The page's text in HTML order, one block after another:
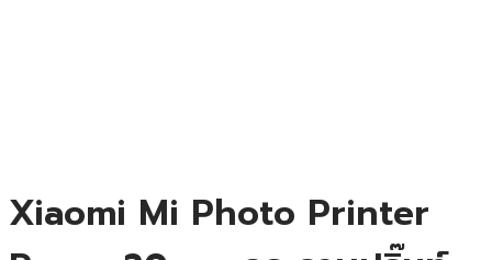
Xiaomi Mi Photo Printer